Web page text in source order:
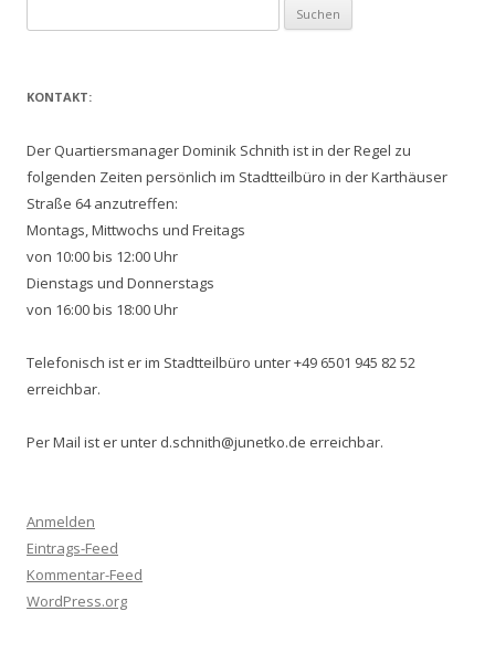
nach:
KONTAKT:
Der Quartiersmanager Dominik Schnith ist in der Regel zu
folgenden Zeiten persönlich im Stadtteilbüro in der Karthäuser
Straße 64 anzutreffen:
Montags, Mittwochs und Freitags
von 10:00 bis 12:00 Uhr
Dienstags und Donnerstags
von 16:00 bis 18:00 Uhr
Telefonisch ist er im Stadtteilbüro unter +49 6501 945 82 52
erreichbar.
Per Mail ist er unter d.schnith@junetko.de erreichbar.
Anmelden
Eintrags-Feed
Kommentar-Feed
WordPress.org